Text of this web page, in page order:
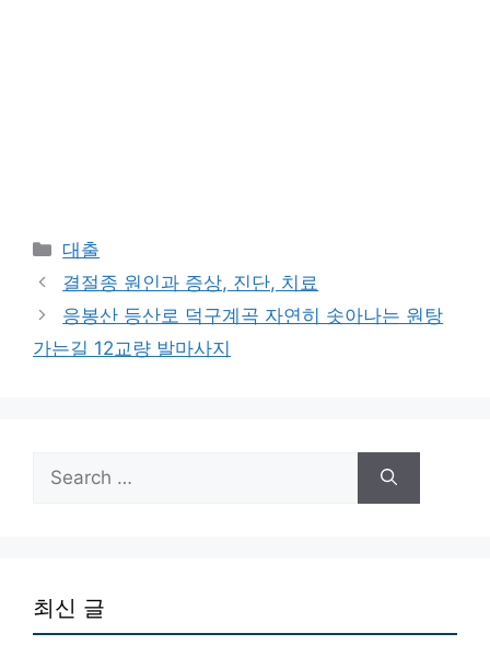
Categories
대출
결절종 원인과 증상, 진단, 치료
응봉산 등산로 덕구계곡 자연히 솟아나는 원탕
가는길 12교량 발마사지
for:
최신 글